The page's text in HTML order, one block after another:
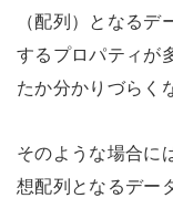
（配列）となる
するプロパティが
たか分かりづらく
そのような場合に
想配列となるデー